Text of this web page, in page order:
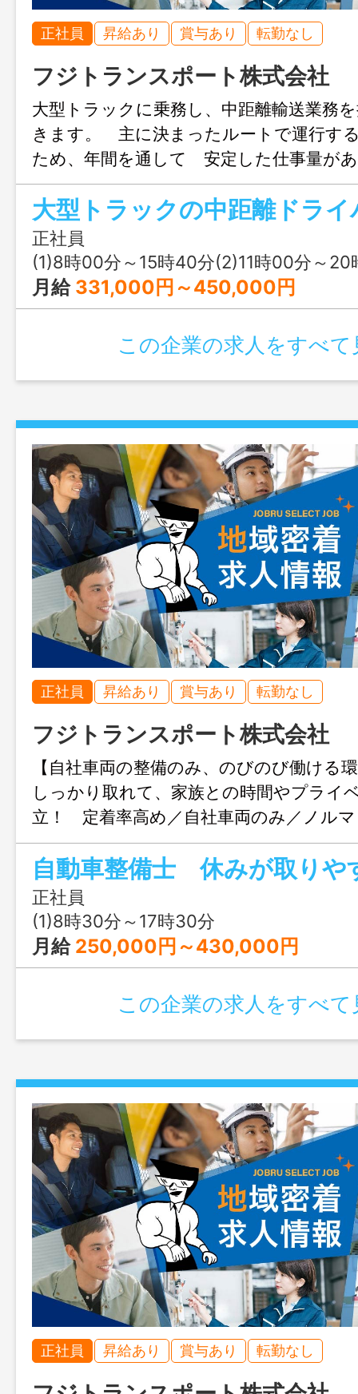
正社員 昇給あり 賞与あり 転勤なし
フジトランスポート株式会社
大型トラックに乗務し、中距離輸送業務
きます。 主に決まったルートで運行す
ため、年間を通して 安定した仕事量
た、安全性の高い最新型トラックを導入
イバーの 負担軽減にも配慮しています
通じて、運行ルール や業務の流れをし
め、安心してスタートできます。 安定
く腰を据えて働きたい方にぴったりで
収例：４２０万円～５００万円 ※変更範
る業務 【積極採用中！】
正社員
(1)8時00分～15時40分(2)11時00分～20時40分
月給 331,000円～450,000円
この企業の求人をすべて
正社員 昇給あり 賞与あり 転勤なし
フジトランスポート株式会社
【自社車両の整備のみ、のびのび働け
しっかり取れて、家族との時間やプライ
立！ 定着率高め／自社車両のみ／ノル
なし 車検整備、法定点検、一般修理、
をお任せします。 自社車両の作業が大
業や夜間の緊急対応もござい ません。
と、管轄する拠点に出向いての出張整備
資格・未経験の方もゆっくり丁寧に指導
ディーラー出身の方もたくさん在籍し
務の変更範囲：会社の定める業務 ※モデ
０万円～５７０万円
正社員
(1)8時30分～17時30分
月給 250,000円～430,000円
この企業の求人をすべて
正社員 昇給あり 賞与あり 転勤なし